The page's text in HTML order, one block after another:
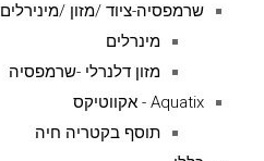
שרמפסיה-ציוד /מזון /מינירלים
מינרלים
מזון דלנרלי -שרמפסיה
Aquatix - אקווטיקס
תוסף בקטריה חיה